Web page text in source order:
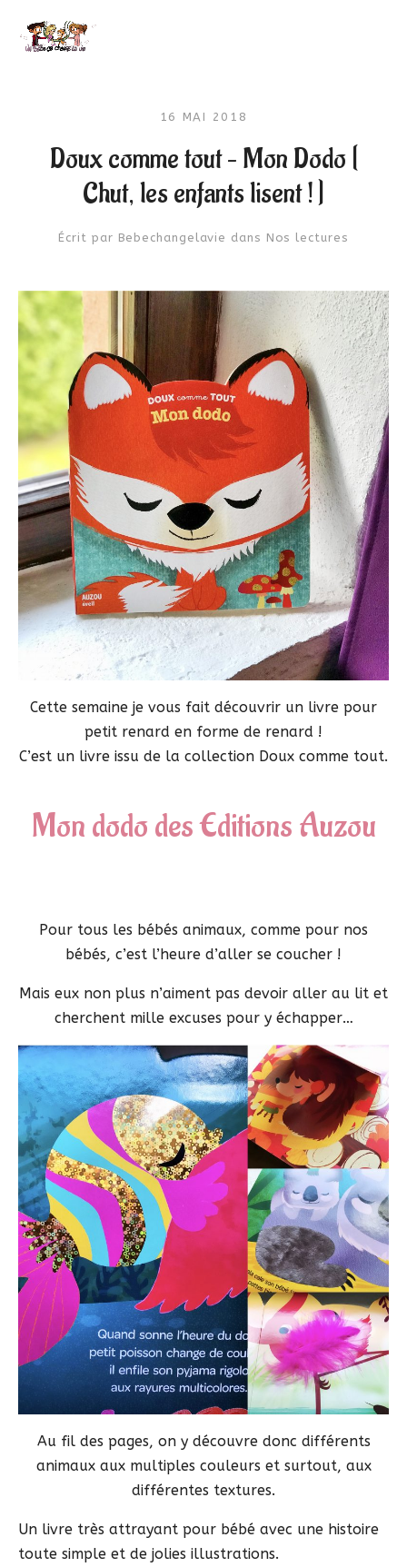
16 MAI 2018
Doux comme tout – Mon Dodo [
Chut, les enfants lisent ! ]
Écrit par Bebechangelavie dans Nos lectures
Cette semaine je vous fait découvrir un livre pour
petit renard en forme de renard !
C’est un livre issu de la collection Doux comme tout.
Mon dodo des Editions Auzou
Pour tous les bébés animaux, comme pour nos
bébés, c’est l’heure d’aller se coucher !
Mais eux non plus n’aiment pas devoir aller au lit et
cherchent mille excuses pour y échapper…
Au fil des pages, on y découvre donc différents
animaux aux multiples couleurs et surtout, aux
différentes textures.
Un livre très attrayant pour bébé avec une histoire
toute simple et de jolies illustrations.